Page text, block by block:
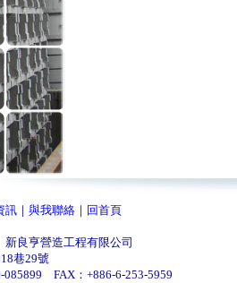
訊 ｜ 與我聯絡 ｜ 回首頁
良亨營造工程有限公司
巷29號
085899 FAX：+886-6-253-5959